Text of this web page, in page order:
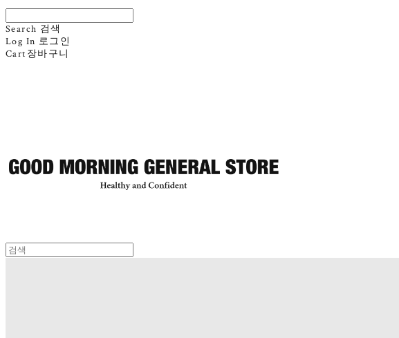
Search 검색
Log In 로그인
Cart 장바구니